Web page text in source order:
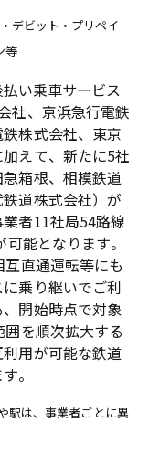
デビット・プリペイ
等
い乗車サービス
社、京浜急行電鉄
株式会社、東京
えて、新たに5社
急箱根、相模鉄道
道株式会社）が
者11社局54路線
能となります。
直通運転等にも
乗り継いでご利
開始時点で対象
を順次拡大する
用が可能な鉄道
。
駅は、事業者ごとに異